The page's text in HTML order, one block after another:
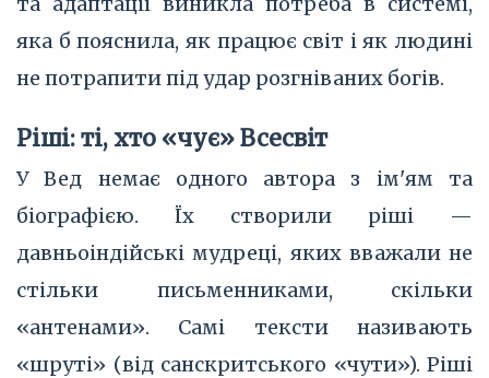
яка б пояснила, як працює світ і як людині
не потрапити під удар розгніваних богів.
Ріші: ті, хто «чує» Всесвіт
У Вед немає одного автора з ім'ям та
біографією. Їх створили ріші —
давньоіндійські мудреці, яких вважали не
стільки письменниками, скільки
«антенами». Самі тексти називають
«шруті» (від санскритського «чути»). Ріші